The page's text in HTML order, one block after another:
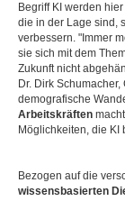
Begriff KI werden
die in der Lage sind,
verbessern. "Immer
sie sich mit dem
Zukunft nicht
Dr. Dirk
demografische
Arbeitskräften
Möglichkeiten, die KI
Bezogen auf die
wissensbasierten